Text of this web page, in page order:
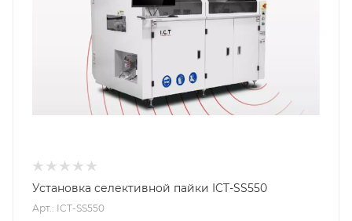
Установка селективной пайки ICT-SS550
Арт.: ICT-SS550